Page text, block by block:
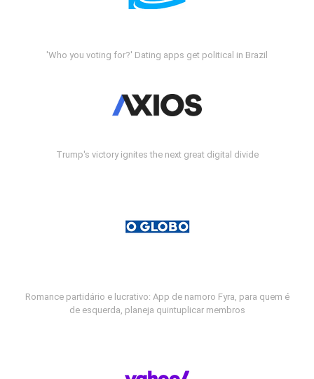
'Who you voting for?' Dating apps get political in Brazil
Trump's victory ignites the next great digital divide
Romance partidário e lucrativo: App de namoro Fyra, para quem é
de esquerda, planeja quintuplicar membros